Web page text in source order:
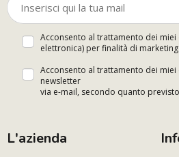
Acconsento al trattamento dei
elettronica) per finalità di marketing
Acconsento al trattamento dei miei
newsletter
via e-mail, secondo quanto
L'azienda